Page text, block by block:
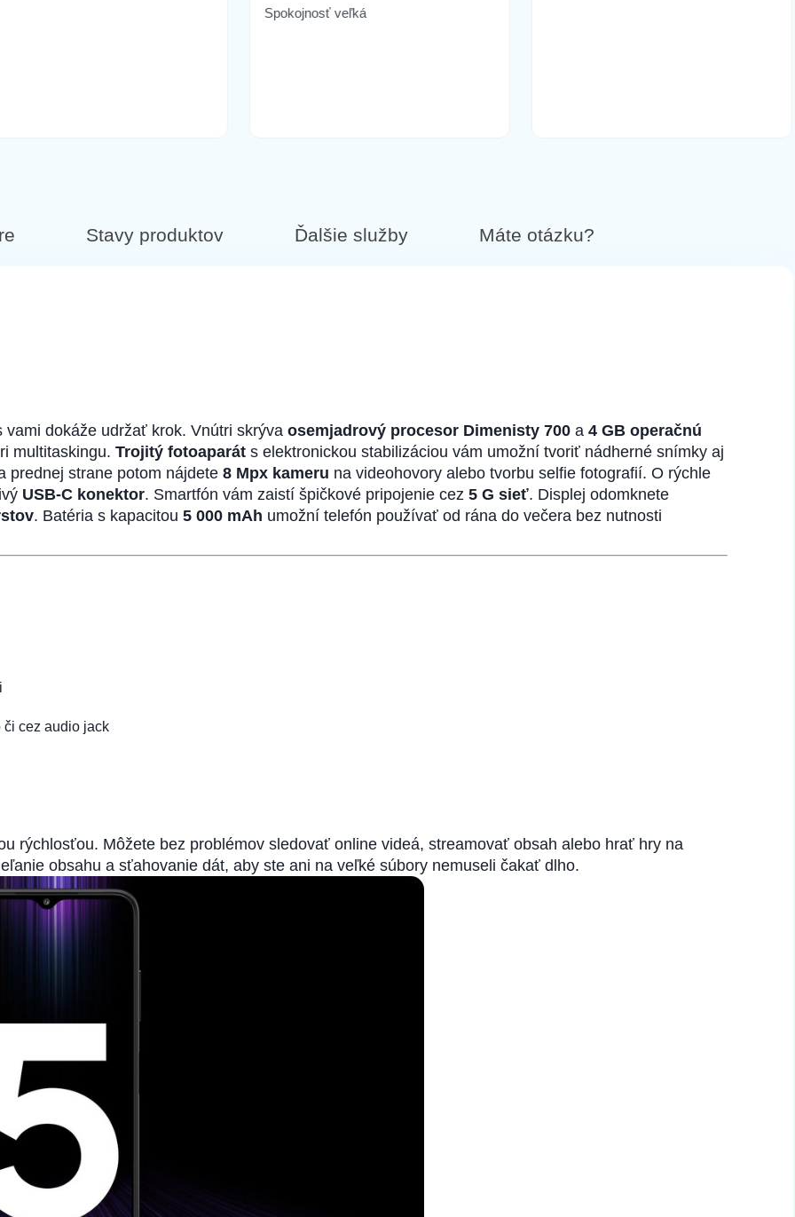
Spokojnosť veľká
Stavy produktov Ďalšie služby Máte otázku?
vami dokáže udržať krok. Vnútri skrývaosemjadrový procesor Dimenisty 700 a4 GB operačnú
multitaskingu.Trojitý fotoaparát s elektronickou stabilizáciou vám umožní tvoriť nádherné snímky aj
prednej strane potom nájdete8 Mpx kameru na videohovory alebo tvorbu selfie fotografií. O rýchle
USB-C konektor. Smartfón vám zaistí špičkové pripojenie cez5 G sieť. Displej odomknete
. Batéria s kapacitou5 000 mAh umožní telefón používať od rána do večera bez nutnosti
či cez audio jack
rýchlosťou. Môžete bez problémov sledovať online videá, streamovať obsah alebo hrať hry na
obsahu a sťahovanie dát, aby ste ani na veľké súbory nemuseli čakať dlho.